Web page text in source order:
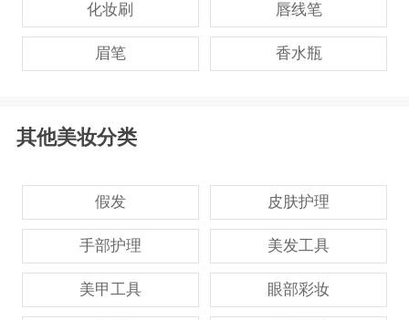
化妆刷 唇线笔
眉笔 香水瓶
其他美妆分类
假发 皮肤护理
手部护理 美发工具
美甲工具 眼部彩妆